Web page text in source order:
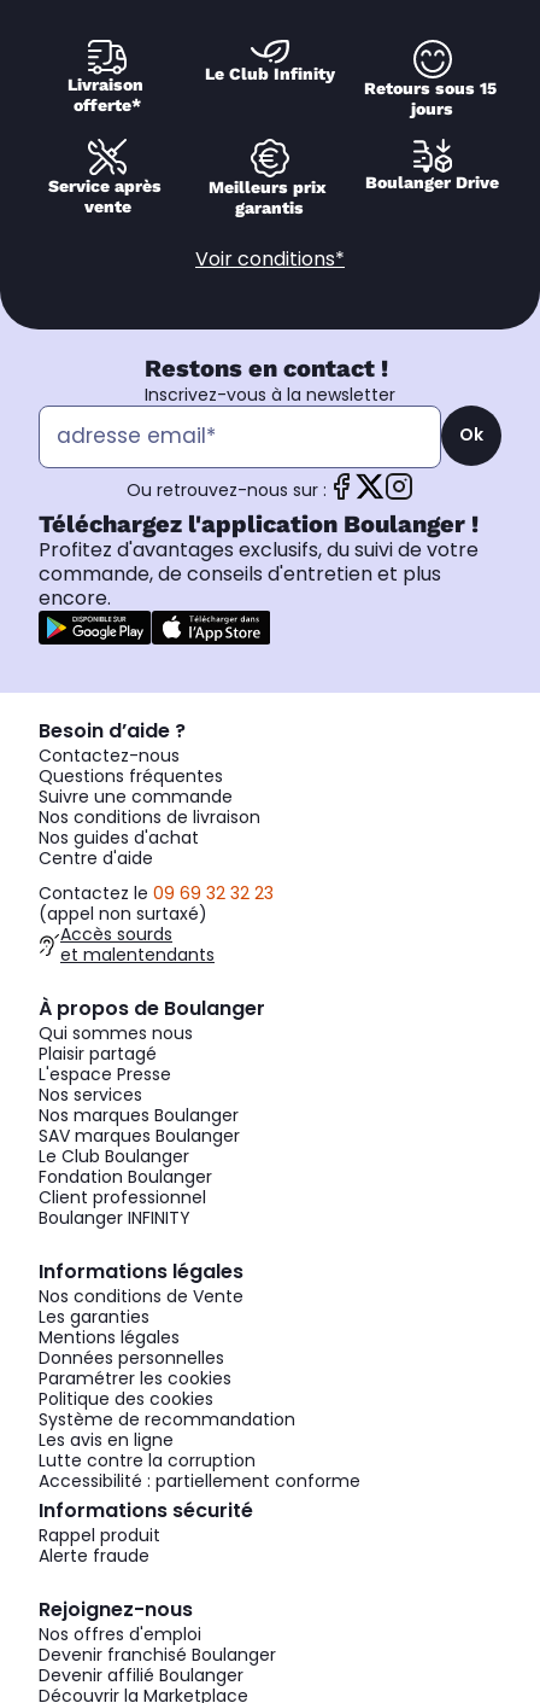
Livraison
offerte*
Le Club Infinity
Retours sous 15
jours
Service après
vente
Meilleurs prix
garantis
Boulanger Drive
Voir conditions*
Restons en contact !
Inscrivez-vous à la newsletter
Ok
Ou retrouvez-nous sur :
Téléchargez l'application Boulanger !
Profitez d'avantages exclusifs, du suivi de votre
commande, de conseils d'entretien et plus
encore.
Besoin d’aide ?
Contactez-nous
Questions fréquentes
Suivre une commande
Nos conditions de livraison
Nos guides d'achat
Centre d'aide
Contactez le 09 69 32 32 23
(appel non surtaxé)
Accès sourds
et malentendants
À propos de Boulanger
Qui sommes nous
Plaisir partagé
L'espace Presse
Nos services
Nos marques Boulanger
SAV marques Boulanger
Le Club Boulanger
Fondation Boulanger
Client professionnel
Boulanger INFINITY
Informations légales
Nos conditions de Vente
Les garanties
Mentions légales
Données personnelles
Paramétrer les cookies
Politique des cookies
Système de recommandation
Les avis en ligne
Lutte contre la corruption
Accessibilité : partiellement conforme
Informations sécurité
Rappel produit
Alerte fraude
Rejoignez-nous
Nos offres d'emploi
Devenir franchisé Boulanger
Devenir affilié Boulanger
Découvrir la Marketplace